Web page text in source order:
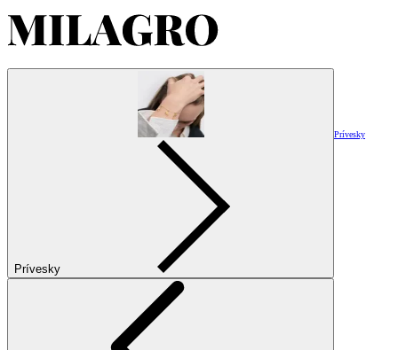
Prívesky
Prívesky